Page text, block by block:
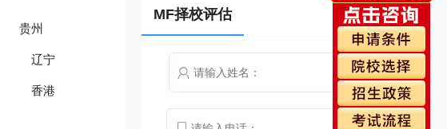
贵州
辽宁
香港
MF择校评估